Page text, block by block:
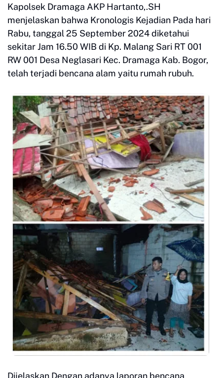
Kapolsek Dramaga AKP Hartanto,.SH
menjelaskan bahwa Kronologis Kejadian Pada hari
Rabu, tanggal 25 September 2024 diketahui
sekitar Jam 16.50 WIB di Kp. Malang Sari RT 001
RW 001 Desa Neglasari Kec. Dramaga Kab. Bogor,
telah terjadi bencana alam yaitu rumah rubuh.